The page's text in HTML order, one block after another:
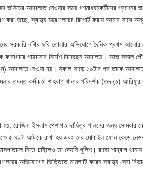
জসিমের আদালতে নেওয়ার সময় গণমাধ্যমকর্মীদের প্রশ্নের
হচ্ছে, স্বাস্থ্য মন্ত্রণালয়ের রিপোর্ট করায় আমার সাথে
সরকারি নথির ছবি তোলার অভিযোগে দৈনিক প্রথম আলোর
কারাগারে পাঠানোর নির্দেশ দিয়েছেন আদালত। আজ সকাল
আদালতে নেওয়া হয়। সকাল সাড়ে ১০টার পর তাকে
তদন্ত কর্মকর্তা শাহবাগ থানার পরিদর্শক (তদন্ত) আরিফুর
রোজিনা ইসলাম পেশাগত দায়িত্ব পালনের জন্য সোমবার
৫ ঘণ্টা আটকে রাখা হয় এবং তার মোবাইল ফোন কেড়ে
নিতে চাইলেও তা দেয়নি পুলিশ। রাতে শাহবাগ
অভিযোগের ভিত্তিতে মামলাটি করেন স্বাস্থ্য সেবা